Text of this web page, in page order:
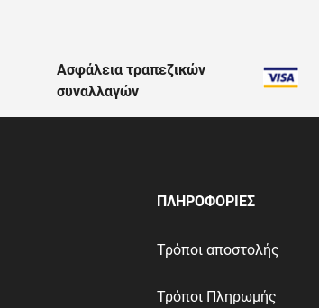
Ασφάλεια τραπεζικών
συναλλαγών
ΠΛΗΡΟΦΟΡΙΕΣ
Τρόποι αποστολής
Τρόποι Πληρωμής